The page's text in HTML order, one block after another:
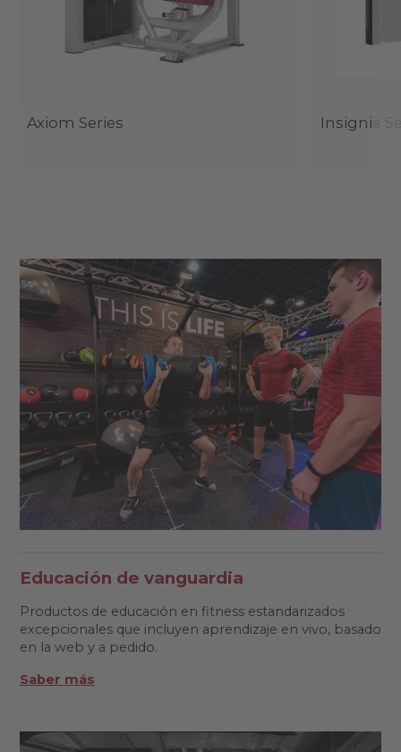
Axiom Series Insignia
Educación de vanguardia
Productos de educación en fitness estandarizados
excepcionales que incluyen aprendizaje en vivo, basado
en la web y a pedido.
Saber más